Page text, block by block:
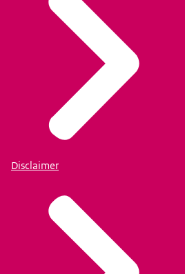
Disclaimer